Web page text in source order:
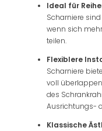
Ideal für
Scharniere
wenn sich
teilen.
Flexiblere
Scharniere
voll
des
Ausrichtungs-
Klassische